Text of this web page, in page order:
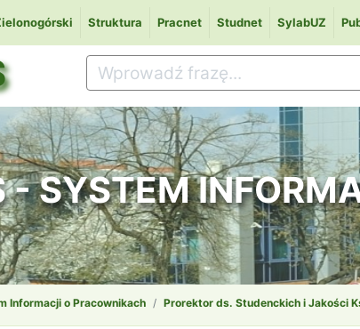
Struktura Pracnet Studnet SylabUZ
- SYSTEM
Informacji o Pracownikach Prorektor ds. Studenckich i Jakości